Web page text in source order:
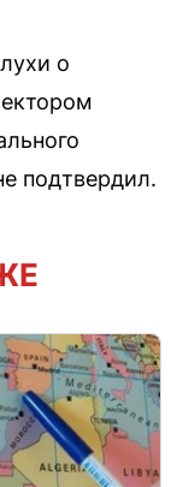
о
подтвердил.